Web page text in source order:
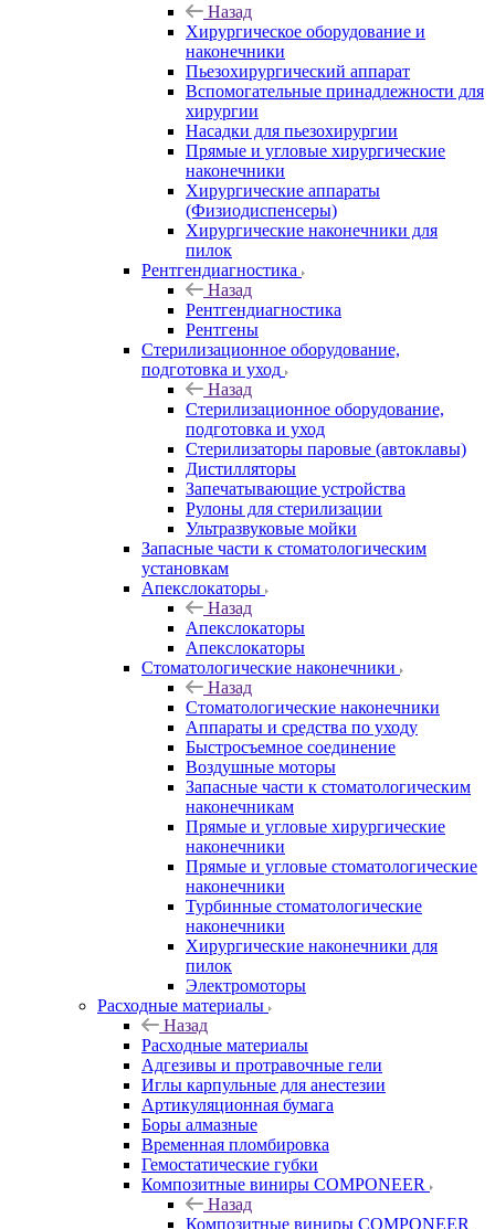
Назад
Хирургическое оборудование и
наконечники
Пьезохирургический аппарат
Вспомогательные принадлежности для
хирургии
Насадки для пьезохирургии
Прямые и угловые хирургические
наконечники
Хирургические аппараты
(Физиодиспенсеры)
Хирургические наконечники для
пилок
Рентгендиагностика
Назад
Рентгендиагностика
Рентгены
Стерилизационное оборудование,
подготовка и уход
Назад
Стерилизационное оборудование,
подготовка и уход
Стерилизаторы паровые (автоклавы)
Дистилляторы
Запечатывающие устройства
Рулоны для стерилизации
Ультразвуковые мойки
Запасные части к стоматологическим
установкам
Апекслокаторы
Назад
Апекслокаторы
Апекслокаторы
Стоматологические наконечники
Назад
Стоматологические наконечники
Аппараты и средства по уходу
Быстросъемное соединение
Воздушные моторы
Запасные части к стоматологическим
наконечникам
Прямые и угловые хирургические
наконечники
Прямые и угловые стоматологические
наконечники
Турбинные стоматологические
наконечники
Хирургические наконечники для
пилок
Электромоторы
Расходные материалы
Назад
Расходные материалы
Адгезивы и протравочные гели
Иглы карпульные для анестезии
Артикуляционная бумага
Боры алмазные
Временная пломбировка
Гемостатические губки
Композитные виниры COMPONEER
Назад
Композитные виниры COMPONEER